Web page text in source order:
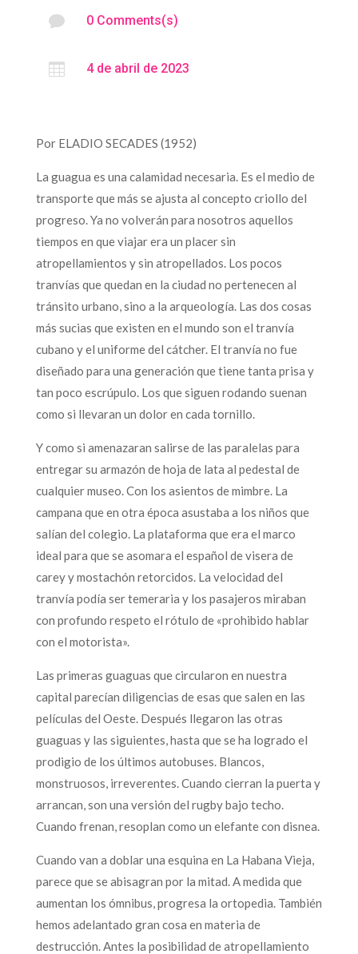
 0 Comments(s)
 4 de abril de 2023
Por ELADIO SECADES (1952)
La guagua es una calamidad necesaria. Es el medio de
transporte que más se ajusta al concepto criollo del
progreso. Ya no volverán para nosotros aquellos
tiempos en que viajar era un placer sin
atropellamientos y sin atropellados. Los pocos
tranvías que quedan en la ciudad no pertenecen al
tránsito urbano, sino a la arqueología. Las dos cosas
más sucias que existen en el mundo son el tranvía
cubano y el uniforme del cátcher. El tranvía no fue
diseñado para una generación que tiene tanta prisa y
tan poco escrúpulo. Los que siguen rodando suenan
como si llevaran un dolor en cada tornillo.
Y como si amenazaran salirse de las paralelas para
entregar su armazón de hoja de lata al pedestal de
cualquier museo. Con los asientos de mimbre. La
campana que en otra época asustaba a los niños que
salían del colegio. La plataforma que era el marco
ideal para que se asomara el español de visera de
carey y mostachón retorcidos. La velocidad del
tranvía podía ser temeraria y los pasajeros miraban
con profundo respeto el rótulo de «prohibido hablar
con el motorista».
Las primeras guaguas que circularon en nuestra
capital parecían diligencias de esas que salen en las
películas del Oeste. Después llegaron las otras
guaguas y las siguientes, hasta que se ha logrado el
prodigio de los últimos autobuses. Blancos,
monstruosos, irreverentes. Cuando cierran la puerta y
arrancan, son una versión del rugby bajo techo.
Cuando frenan, resoplan como un elefante con disnea.
Cuando van a doblar una esquina en La Habana Vieja,
parece que se abisagran por la mitad. A medida que
aumentan los ómnibus, progresa la ortopedia. También
hemos adelantado gran cosa en materia de
destrucción. Antes la posibilidad de atropellamiento